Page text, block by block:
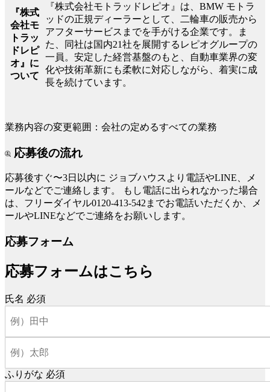
『株式
会社モ
トラッ
ドレピ
オ』に
ついて
『株式会社モトラッドレピオ』は、BMW モトラ
ッドの正規ディーラーとして、二輪車の販売から
アフターサービスまでを手がける企業です。ま
た、同社は国内21社を展開するレピオグループの
一員。安定した経営基盤のもと、自動車業界の変
化や技術革新にも柔軟に対応しながら、着実に成
長を続けています。
業務内容の変更範囲：会社の定めるすべての業務
応募後の流れ
応募後すぐ〜3日以内に ジョブハウスより電話やLINE、メ
ールなどでご連絡します。
もし電話に出られなかった場合
は、フリーダイヤル0120-413-542までお電話いただくか、メ
ールやLINEなどでご連絡をお願いします。
応募フォーム
応募フォームはこちら
氏名 必須
ふりがな 必須